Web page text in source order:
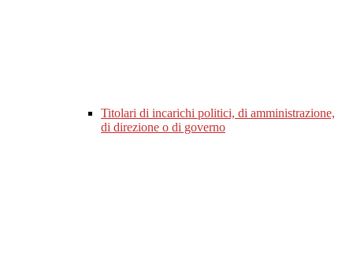
Titolari di incarichi politici, di amministrazione,
di direzione o di governo